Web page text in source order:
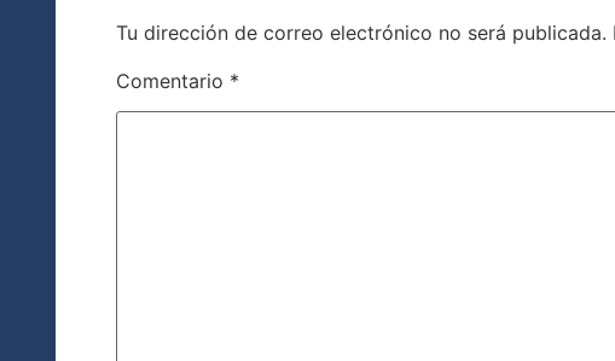
Tu dirección de correo electrónico no será publicada.
Comentario *